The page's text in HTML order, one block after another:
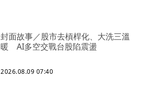
封面故事／股市去槓桿化、大洗三溫
暖 AI多空交戰台股陷震盪
2026.08.09 07:40